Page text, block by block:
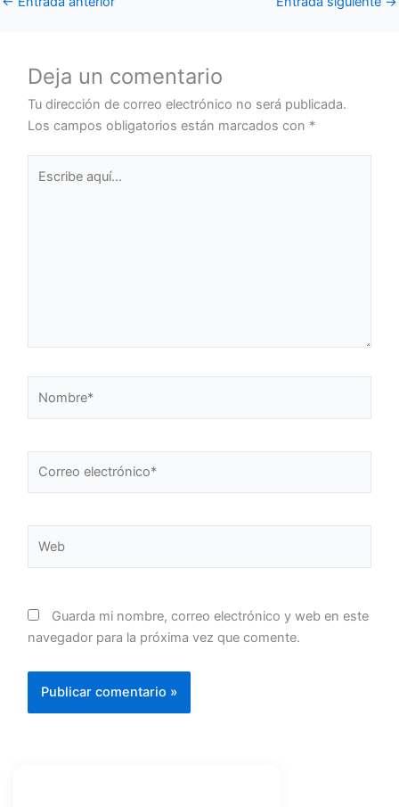
Deja un comentario
Tu dirección de correo electrónico no será publicada.
Los campos obligatorios están marcados con *
Guarda mi nombre, correo electrónico y web en este
navegador para la próxima vez que comente.